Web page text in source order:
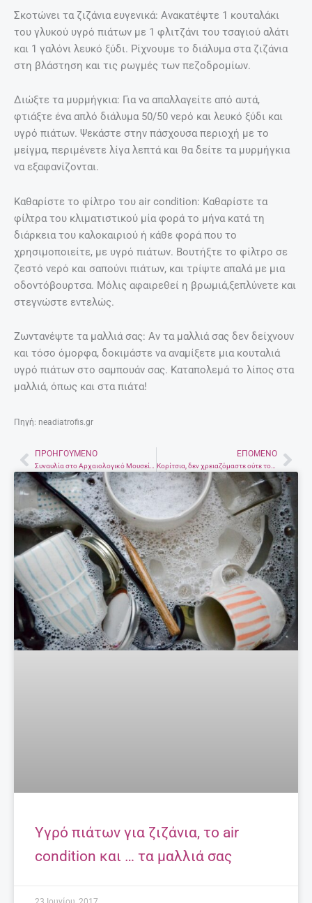
Σκοτώνει τα ζιζάνια ευγενικά: Ανακατέψτε 1 κουταλάκι
του γλυκού υγρό πιάτων με 1 φλιτζάνι του τσαγιού αλάτι
και 1 γαλόνι λευκό ξύδι. Ρίχνουμε το διάλυμα στα ζιζάνια
στη βλάστηση και τις ρωγμές των πεζοδρομίων.
Διώξτε τα μυρμήγκια: Για να απαλλαγείτε από αυτά,
φτιάξτε ένα απλό διάλυμα 50/50 νερό και λευκό ξύδι και
υγρό πιάτων. Ψεκάστε στην πάσχουσα περιοχή με το
μείγμα, περιμένετε λίγα λεπτά και θα δείτε τα μυρμήγκια
να εξαφανίζονται.
Καθαρίστε το φίλτρο του air condition: Καθαρίστε τα
φίλτρα του κλιματιστικού μία φορά το μήνα κατά τη
διάρκεια του καλοκαιριού ή κάθε φορά που το
χρησιμοποιείτε, με υγρό πιάτων. Βουτήξτε το φίλτρο σε
ζεστό νερό και σαπούνι πιάτων, και τρίψτε απαλά με μια
οδοντόβουρτσα. Μόλις αφαιρεθεί η βρωμιά,ξεπλύνετε και
στεγνώστε εντελώς.
Ζωντανέψτε τα μαλλιά σας: Αν τα μαλλιά σας δεν δείχνουν
και τόσο όμορφα, δοκιμάστε να αναμίξετε μια κουταλιά
υγρό πιάτων στο σαμπουάν σας. Καταπολεμά το λίπος στα
μαλλιά, όπως και στα πιάτα!
Πηγή: neadiatrofis.gr
PrevΠΡΟΗΓΟΎΜΕΝΟ
Συναυλία στο Αρχαιολογικό Μουσείο Ηρακλείου με ελεύθερη είσοδο
ΕΠΌΜΕΝΟ
Κορίτσια, δεν χρειαζόμαστε ούτε τον ουρανό, γιατί έχουμε τον μπαμπά μας
Υγρό πιάτων για ζιζάνια, το air
condition και … τα μαλλιά σας